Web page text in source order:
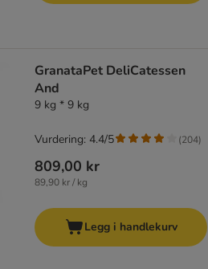
GranataPet DeliCatessen
And
9 kg * 9 kg
809,00 kr
89,90 kr / kg
Vurdering: 4.4/5 (204)
Legg i handlekurv